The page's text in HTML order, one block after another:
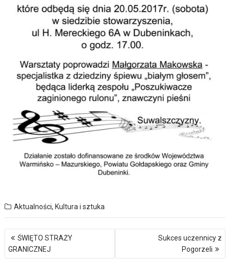
Aktualności, Kultura i sztuka
Nawigacja
wpisu
ŚWIĘTO STRAŻY
GRANICZNEJ
Sukces uczennicy z
Pogorzeli